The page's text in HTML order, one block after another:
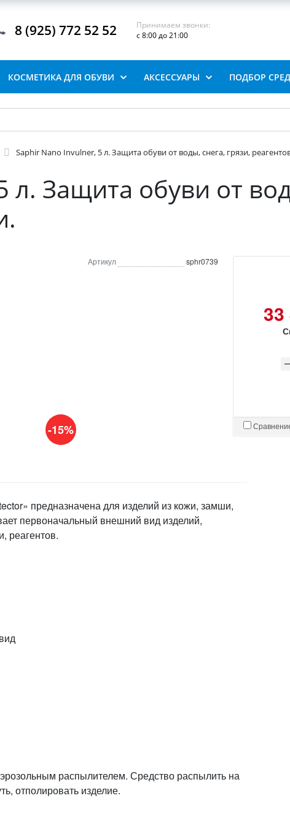
8 (925) 772 52 52
Принимаем звонки:
с 8:00 до 21:00
КОСМЕТИКА ДЛЯ ОБУВИ АКСЕССУАРЫ ПОДБОР
Saphir Nano Invulner, 5 л. Защита обуви от воды, снега, грязи,
л. Защита обуви от
-15%
Артикул sphr0739
33
предназначена для изделий из кожи, замши,
первоначальный внешний вид изделий,
реагентов.
распылителем. Средство распылить на
отполировать изделие.